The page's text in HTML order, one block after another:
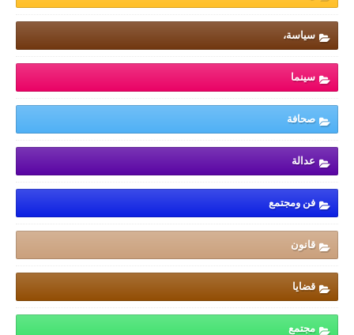
سياسة،
سينما
صحافة
عدالة
فن ومجتمع
قانون
قضايا
مجتمع